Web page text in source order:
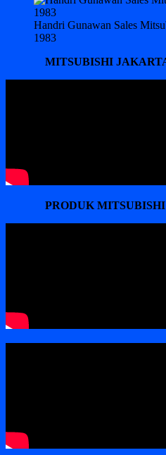
Handri Gunawan Sales
1983
MITSUBISHI
PRODUK MITSUBISHI